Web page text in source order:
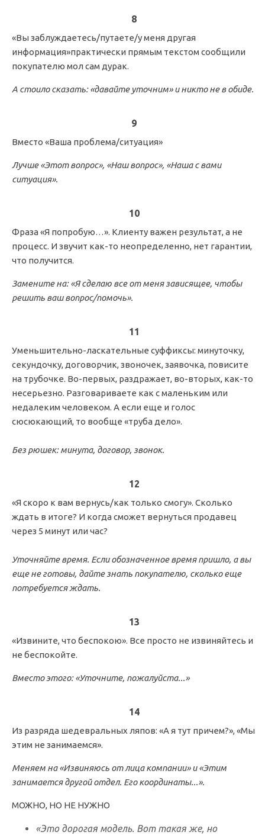
8
«Вы заблуждаетесь/путаете/у меня другая
информация»практически прямым текстом сообщили
покупателю мол сам дурак.
А стоило сказать: «давайте уточним» и никто не в обиде.
9
Вместо «Ваша проблема/ситуация»
Лучше «Этот вопрос», «Наш вопрос», «Наша с вами
ситуация».
10
Фраза «Я попробую…». Клиенту важен результат, а не
процесс. И звучит как-то неопределенно, нет гарантии,
что получится.
Замените на: «Я сделаю все от меня зависящее, чтобы
решить ваш вопрос/помочь».
11
Уменьшительно-ласкательные суффиксы: минуточку,
секундочку, договорчик, звоночек, заявочка, повисите
на трубочке. Во-первых, раздражает, во-вторых, как-то
несерьезно. Разговариваете как с маленьким или
недалеким человеком. А если еще и голос
сюсюкающий, то вообще «труба дело».
Без рюшек: минута, договор, звонок.
12
«Я скоро к вам вернусь/как только смогу». Сколько
ждать в итоге? И когда сможет вернуться продавец
через 5 минут или час?
Уточняйте время. Если обозначенное время пришло, а вы
еще не готовы, дайте знать покупателю, сколько еще
потребуется ждать.
13
«Извините, что беспокою». Все просто не извиняйтесь и
не беспокойте.
Вместо этого: «Уточните, пожалуйста...»
14
Из разряда шедевральных ляпов: «А я тут причем?», «Мы
этим не занимаемся».
Меняем на «Извиняюсь от лица компании» и «Этим
занимается другой отдел. Его координаты...».
МОЖНО, НО НЕ НУЖНО
«Это дорогая модель. Вот такая же, но